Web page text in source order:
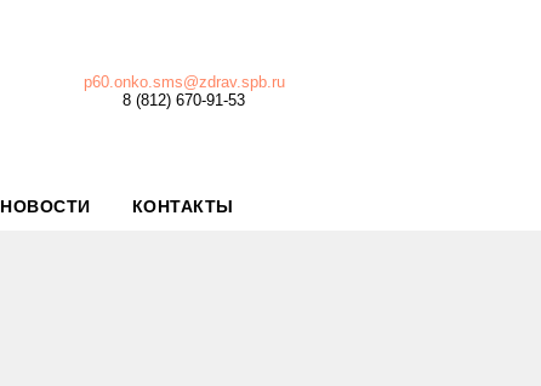
p60.onko.sms@zdrav.spb.ru
8 (812) 670-91-53
НОВОСТИ КОНТАКТЫ